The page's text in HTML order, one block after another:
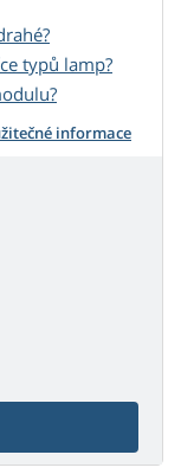
typů lamp?
informace